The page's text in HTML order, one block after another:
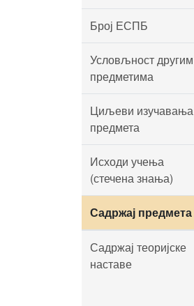
Број ЕСПБ
Условљност другим
предметима
Циљеви изучавања
предмета
Исходи учења
(стечена знања)
Садржај предмета
Садржај теоријске
наставе